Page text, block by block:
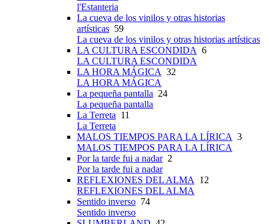
l'Estanteria
La cueva de los vinilos y otras historias
artísticas 59
La cueva de los vinilos y otras historias artísticas
LA CULTURA ESCONDIDA 6
LA CULTURA ESCONDIDA
LA HORA MÁGICA 32
LA HORA MÁGICA
La pequeña pantalla 24
La pequeña pantalla
La Terreta 11
La Terreta
MALOS TIEMPOS PARA LA LÍRICA 3
MALOS TIEMPOS PARA LA LÍRICA
Por la tarde fui a nadar2
Por la tarde fui a nadar
REFLEXIONES DEL ALMA
12
REFLEXIONES DEL ALMA
Sentido inverso 74
Sentido inverso